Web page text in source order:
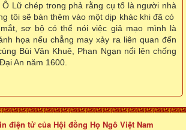
Lữ chép trong phả rằng cụ tổ là người nhà
tôi sẽ bàn thêm vào một dịp khác khi đã có
sơ bộ có thể nói việc giả mạo mình là
họa nếu chẳng may xảy ra liên quan đến
Bùi Văn Khuê, Phan Ngạn nổi lên chống
An năm 1600.
điện tử của Hội đồng Họ Ngô Việt Nam